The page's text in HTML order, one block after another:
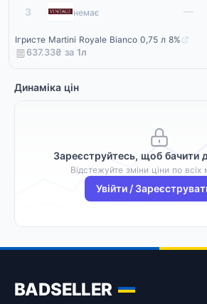
3 Vintage
немає —
Ігристе Martini Royale Bianco 0,75 л 8%
637.33₴ за 1л
Динаміка цін
Зареєструйтесь, щоб бачити
Відстежуйте зміни ціни по всіх
Увійти /
BADSELLER